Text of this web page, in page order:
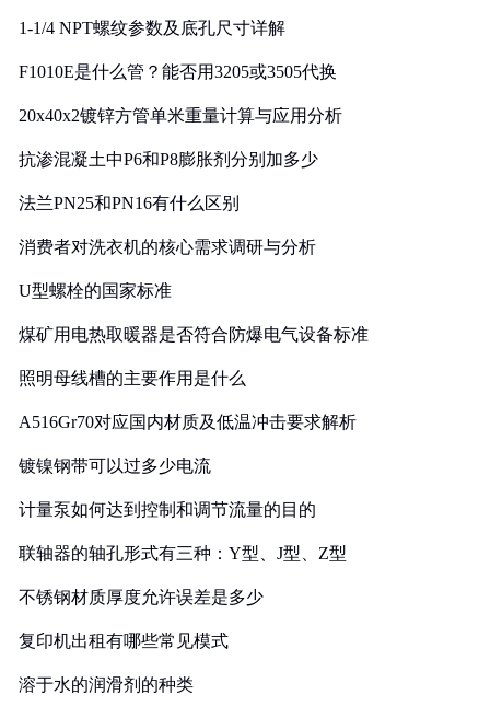
1-1/4 NPT螺纹参数及底孔尺寸详解
F1010E是什么管？能否用3205或3505代换
20x40x2镀锌方管单米重量计算与应用分析
抗渗混凝土中P6和P8膨胀剂分别加多少
法兰PN25和PN16有什么区别
消费者对洗衣机的核心需求调研与分析
U型螺栓的国家标准
煤矿用电热取暖器是否符合防爆电气设备标准
照明母线槽的主要作用是什么
A516Gr70对应国内材质及低温冲击要求解析
镀镍钢带可以过多少电流
计量泵如何达到控制和调节流量的目的
联轴器的轴孔形式有三种：Y型、J型、Z型
不锈钢材质厚度允许误差是多少
复印机出租有哪些常见模式
溶于水的润滑剂的种类